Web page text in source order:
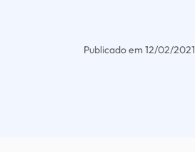
o
Publicado em 12/02/2021